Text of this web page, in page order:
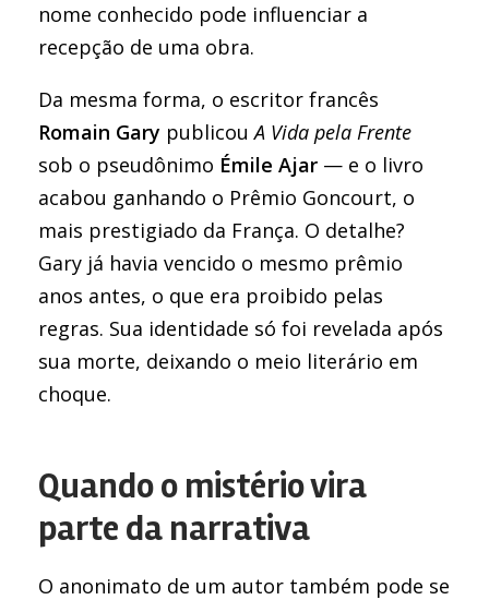
nome conhecido pode influenciar a
recepção de uma obra.
Da mesma forma, o escritor francês
Romain Gary publicouA Vida pela Frente
sob o pseudônimo Émile Ajar — e o livro
acabou ganhando o Prêmio Goncourt, o
mais prestigiado da França. O detalhe?
Gary já havia vencido o mesmo prêmio
anos antes, o que era proibido pelas
regras. Sua identidade só foi revelada após
sua morte, deixando o meio literário em
choque.
Quando o mistério vira
parte da narrativa
O anonimato de um autor também pode se